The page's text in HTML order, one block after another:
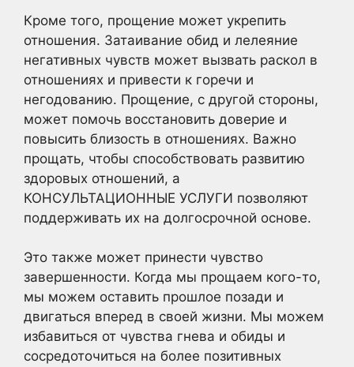
Кроме того, прощение может укрепить
отношения. Затаивание обид и лелеяние
негативных чувств может вызвать раскол в
отношениях и привести к горечи и
негодованию. Прощение, с другой стороны,
может помочь восстановить доверие и
повысить близость в отношениях. Важно
прощать, чтобы способствовать развитию
здоровых отношений, а
КОНСУЛЬТАЦИОННЫЕ УСЛУГИ позволяют
поддерживать их на долгосрочной основе.
Это также может принести чувство
завершенности. Когда мы прощаем кого-то,
мы можем оставить прошлое позади и
двигаться вперед в своей жизни. Мы можем
избавиться от чувства гнева и обиды и
сосредоточиться на более позитивных